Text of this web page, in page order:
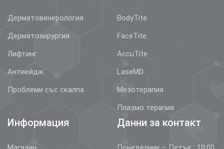
Дерматовенерология
Дерматохирургия
Лифтинг
Антиейдж
Проблеми със скалпа
BodyTite
FaceTite
AccuTite
LaseMD
Мезотерапия
Плазмо терапия
Информация Данни за контакт